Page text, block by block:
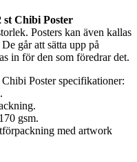
st Chibi Poster
Posters kan även kallas
går att sätta upp på
in för den som föredrar det.
Poster specifikationer:
gsm.
med artwork